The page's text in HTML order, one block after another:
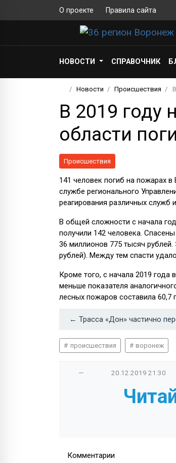
О проекте Правила сайта
НОВОСТИ СПРАВОЧНИК
Новости Происшествия
В 2019 году
области
Происшествия
141 человек погиб на пожарах
службе регионального
реагирования различных служб
В общей сложности с начала
получили 142 человека.
36 миллионов 775 тысяч
рублей). Между тем спасти
Кроме того, с начала 2019 года
меньше показателя
лесных пожаров составила 60,7
происшествия воронеж
— 20.12.2019 21:30
Комментарии